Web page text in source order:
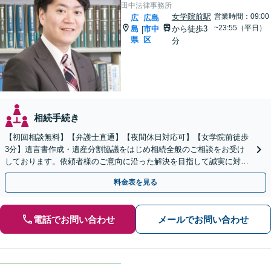
田中法律事務所
広
島
県
|
広島
市中
区
女学院前駅
から徒歩3
分
営業時間：09:00
~23:55（平日）
相続手続き
【初回相談無料】【弁護士直通】【夜間休日対応可】【女学院前徒歩
3分】遺言書作成・遺産分割協議をはじめ相続全般のご相談をお受け
しております。依頼者様のご意向に沿った解決を目指して誠実に対応
いたします。お気軽にご相談下さい。
料金表を見る
電話でお問い合わせ メールでお問い合わせ